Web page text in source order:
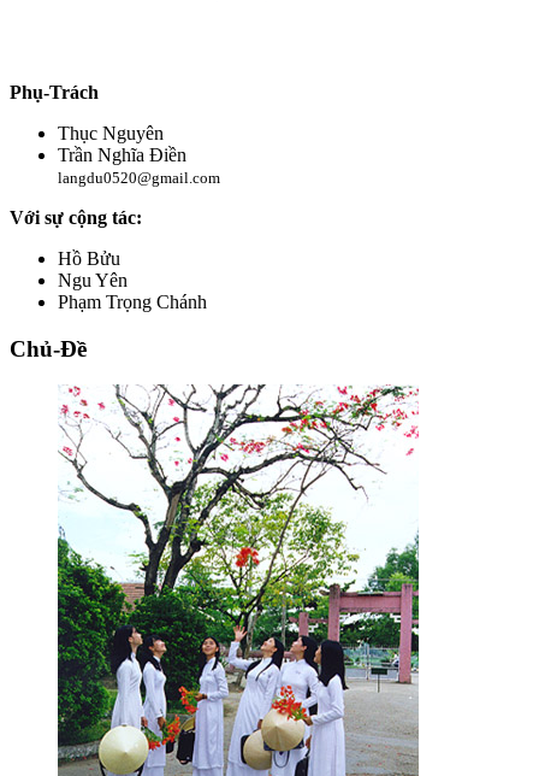
Phụ-Trách
Thục Nguyên
Trần Nghĩa Điền
langdu0520@gmail.com
Với sự cộng tác:
Hồ Bửu
Ngu Yên
Phạm Trọng Chánh
Chủ-Đề